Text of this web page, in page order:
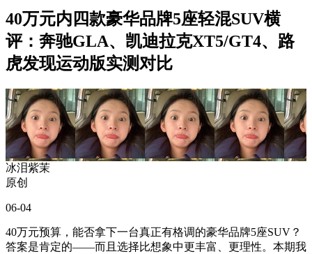
40万元内四款豪华品牌5座轻混SUV横
评：奔驰GLA、凯迪拉克XT5/GT4、路
虎发现运动版实测对比
冰泪紫茉
原创
06-04
40万元预算，能否拿下一台真正有格调的豪华品牌5座SUV？
答案是肯定的——而且选择比想象中更丰富、更理性。本期我